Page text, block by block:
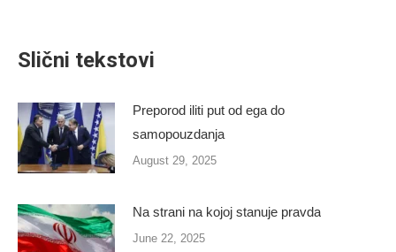
Slični tekstovi
Preporod iliti put od ega do
samopouzdanja
August 29, 2025
Na strani na kojoj stanuje pravda
June 22, 2025